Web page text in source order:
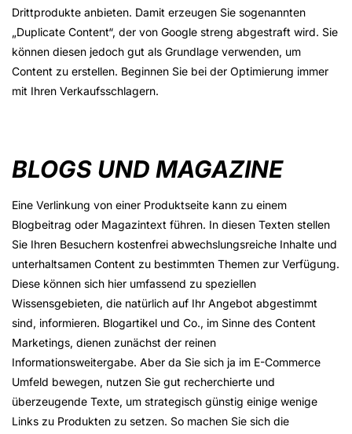
Drittprodukte anbieten. Damit erzeugen Sie sogenannten
„Duplicate Content“, der von Google streng abgestraft wird. Sie
können diesen jedoch gut als Grundlage verwenden, um
Content zu erstellen. Beginnen Sie bei der Optimierung immer
mit Ihren Verkaufsschlagern.
BLOGS UND MAGAZINE
Eine Verlinkung von einer Produktseite kann zu einem
Blogbeitrag oder Magazintext führen. In diesen Texten stellen
Sie Ihren Besuchern kostenfrei abwechslungsreiche Inhalte und
unterhaltsamen Content zu bestimmten Themen zur Verfügung.
Diese können sich hier umfassend zu speziellen
Wissensgebieten, die natürlich auf Ihr Angebot abgestimmt
sind, informieren. Blogartikel und Co., im Sinne des Content
Marketings, dienen zunächst der reinen
Informationsweitergabe. Aber da Sie sich ja im E-Commerce
Umfeld bewegen, nutzen Sie gut recherchierte und
überzeugende Texte, um strategisch günstig einige wenige
Links zu Produkten zu setzen. So machen Sie sich die